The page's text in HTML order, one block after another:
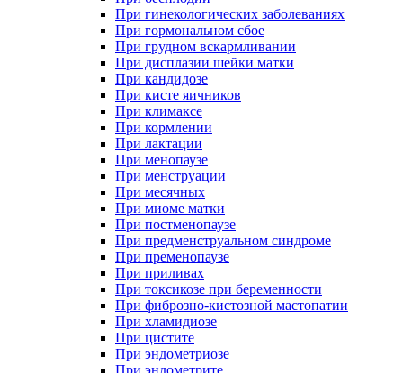
При гинекологических заболеваниях
При гормональном сбое
При грудном вскармливании
При дисплазии шейки матки
При кандидозе
При кисте яичников
При климаксе
При кормлении
При лактации
При менопаузе
При менструации
При месячных
При миоме матки
При постменопаузе
При предменструальном синдроме
При пременопаузе
При приливах
При токсикозе при беременности
При фиброзно-кистозной мастопатии
При хламидиозе
При цистите
При эндометриозе
При эндометрите